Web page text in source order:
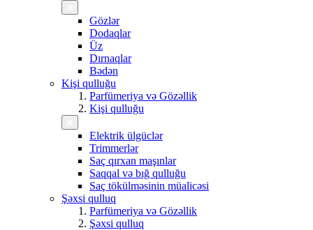
Gözlər
Dodaqlar
Üz
Dırnaqlar
Bədən
Kişi qulluğu
Parfümeriya və Gözəllik
Kişi qulluğu
Elektrik ülgüclər
Trimmerlər
Saç qırxan maşınlar
Saqqal və bığ qulluğu
Saç tökülməsinin müalicəsi
Şəxsi qulluq
Parfümeriya və Gözəllik
Şəxsi qulluq